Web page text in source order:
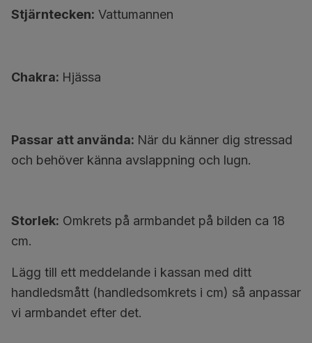
Stjärntecken: Vattumannen
Chakra: Hjässa
Passar att använda: När du känner dig stressad
och behöver känna avslappning och lugn.
Storlek: Omkrets på armbandet på bilden ca 18
cm.
Lägg till ett meddelande i kassan med ditt
handledsmått (handledsomkrets i cm) så anpassar
vi armbandet efter det.